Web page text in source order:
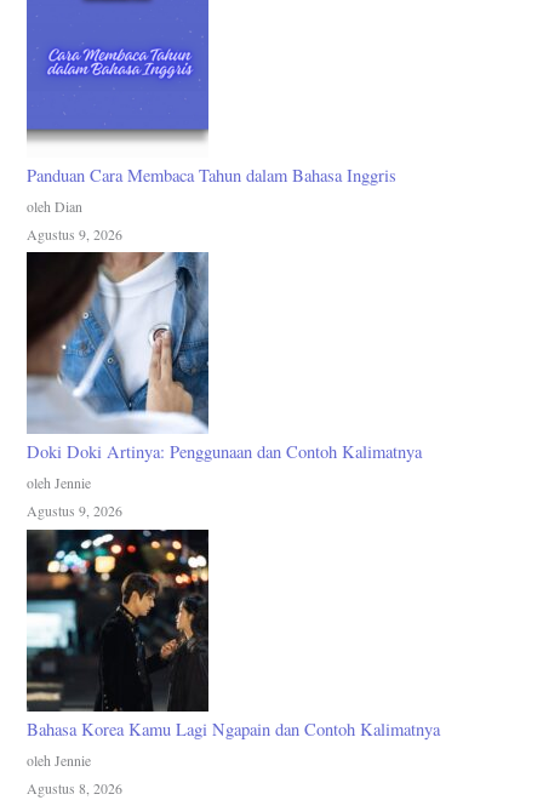
Panduan Cara Membaca Tahun dalam Bahasa Inggris
oleh Dian
Agustus 9, 2026
Doki Doki Artinya: Penggunaan dan Contoh Kalimatnya
oleh Jennie
Agustus 9, 2026
Bahasa Korea Kamu Lagi Ngapain dan Contoh Kalimatnya
oleh Jennie
Agustus 8, 2026